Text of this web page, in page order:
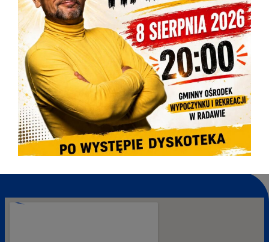
URZĄD GMINNY CZYNNY DO 14:30
2026-08-05
KONDOLENCJE
2026-08-05
URZĄD CZYNNY DO 14:30
2026-08-04